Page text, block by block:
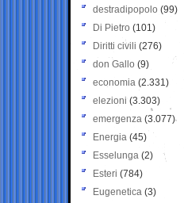
destradipopolo (99)
Di Pietro (101)
Diritti civili (276)
don Gallo (9)
economia (2.331)
elezioni (3.303)
emergenza (3.077)
Energia (45)
Esselunga (2)
Esteri (784)
Eugenetica (3)